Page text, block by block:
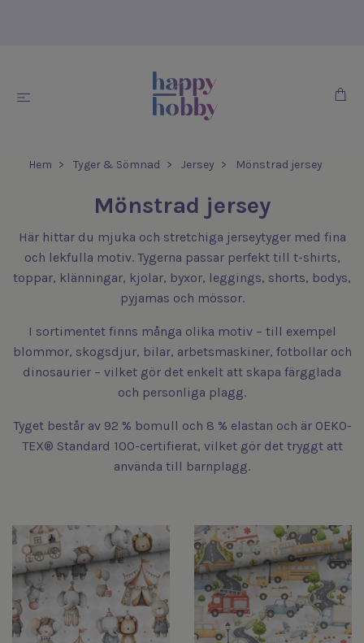
Hem Tyger & Sömnad Jersey Mönstrad jersey
Mönstrad jersey
Här hittar du mjuka och stretchiga jerseytyger med fina
och lekfulla motiv. Tygerna passar perfekt till t-shirts,
toppar, klänningar, kjolar, byxor, leggings, shorts, bodys,
pyjamas och mössor.
I sortimentet finns många olika motiv – till exempel
blommor, skogsdjur, bilar, arbetsmaskiner, fotbollar och
dinosaurier – vilket gör det enkelt att skapa färgglada
och personliga plagg.
Tyget består av 92 % bomull och 8 % elastan och är OEKO-
TEX® Standard 100-certifierat, vilket gör det tryggt att
använda till barnplagg.